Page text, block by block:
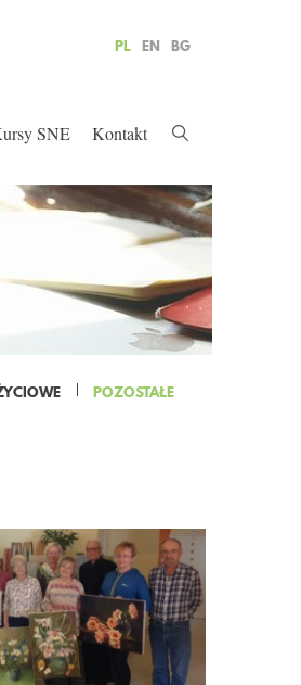
PL EN BG
SNE Kontakt
POZOSTAŁE